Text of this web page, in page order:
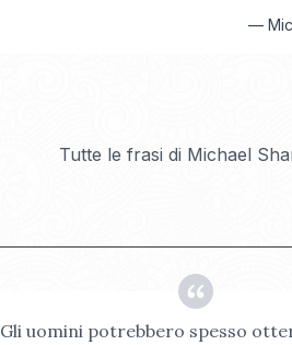
—
Tutte le frasi di Michael
Gli uomini potrebbero spesso